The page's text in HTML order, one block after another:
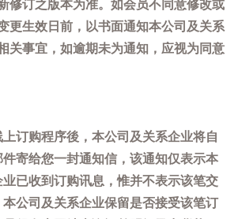
修订之版本为准。如会员不同意修改或
更生效日前，以书面通知本公司及关系
关事宜，如逾期未为通知，应视为同意
订购程序後，本公司及关系企业将自
寄给您一封通知信，该通知仅表示本
已收到订购讯息，惟并不表示该笔交
公司及关系企业保留是否接受该笔订